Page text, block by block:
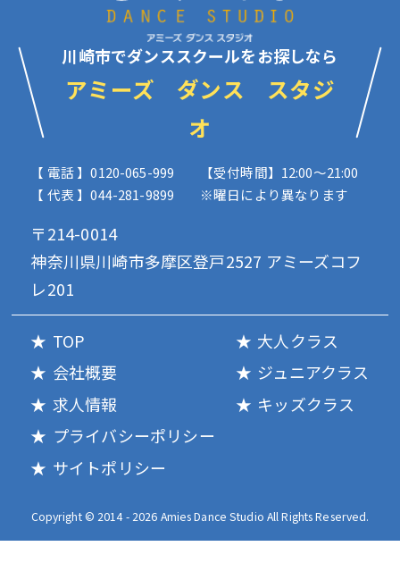
川崎市でダンススクールをお探しなら
アミーズ ダンス スタジ
オ
【 電話 】0120-065-999
【 代表 】044-281-9899
【受付時間】12:00〜21:00
※曜日により異なります
〒214-0014
神奈川県川崎市多摩区登戸2527 アミーズコフ
レ201
TOP
会社概要
求人情報
大人クラス
ジュニアクラス
キッズクラス
プライバシーポリシー
サイトポリシー
Copyright © 2014 - 2026 Amies Dance Studio All Rights Reserved.